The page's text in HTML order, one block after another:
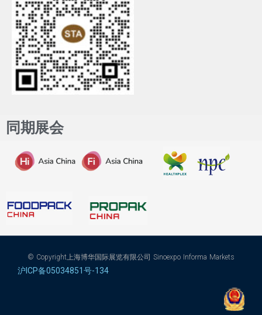
同期展会
© Copyright上海博华国际展览有限公司 Sinoexpo Informa Markets
沪ICP备05034851号-134